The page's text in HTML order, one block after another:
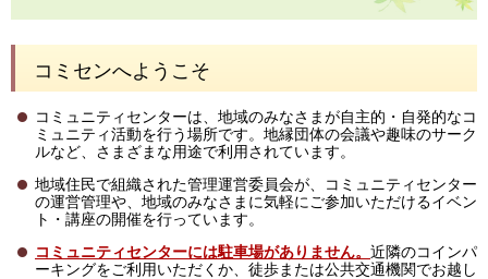
コミセンへようこそ
コミ ュニティセンターは、地域のみなさまが自主的・自発的なコ
ミュニティ活動を行う場所です。地縁団体の会議や趣味のサーク
ルなど、さまざまな用途で利用されています。
地域住民で組織された管理運営委員会が、コミュニティセンター
の運営管理や、地域のみなさまに気軽にご参加いただけるイベン
ト・講座の開催を行っています。
コミュニティセンターには駐車場がありません。 近隣のコインパ
ーキングをご利用いただくか、 徒歩または公共交通機関でお越し